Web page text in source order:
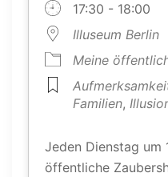
17:30 - 18:00
Illuseum Berlin
Meine
Familien,
Jeden Dienstag um
öffentliche